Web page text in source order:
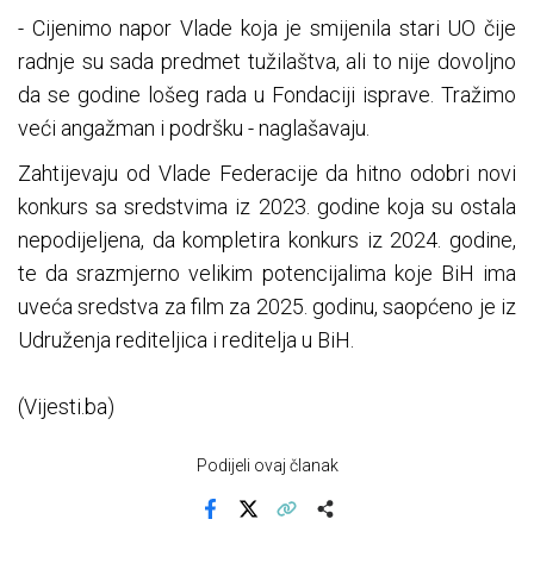
- Cijenimo napor Vlade koja je smijenila stari UO čije
radnje su sada predmet tužilaštva, ali to nije dovoljno
da se godine lošeg rada u Fondaciji isprave. Tražimo
veći angažman i podršku - naglašavaju.
Zahtijevaju od Vlade Federacije da hitno odobri novi
konkurs sa sredstvima iz 2023. godine koja su ostala
nepodijeljena, da kompletira konkurs iz 2024. godine,
te da srazmjerno velikim potencijalima koje BiH ima
uveća sredstva za film za 2025. godinu, saopćeno je iz
Udruženja rediteljica i reditelja u BiH.
(Vijesti.ba)
Podijeli ovaj članak